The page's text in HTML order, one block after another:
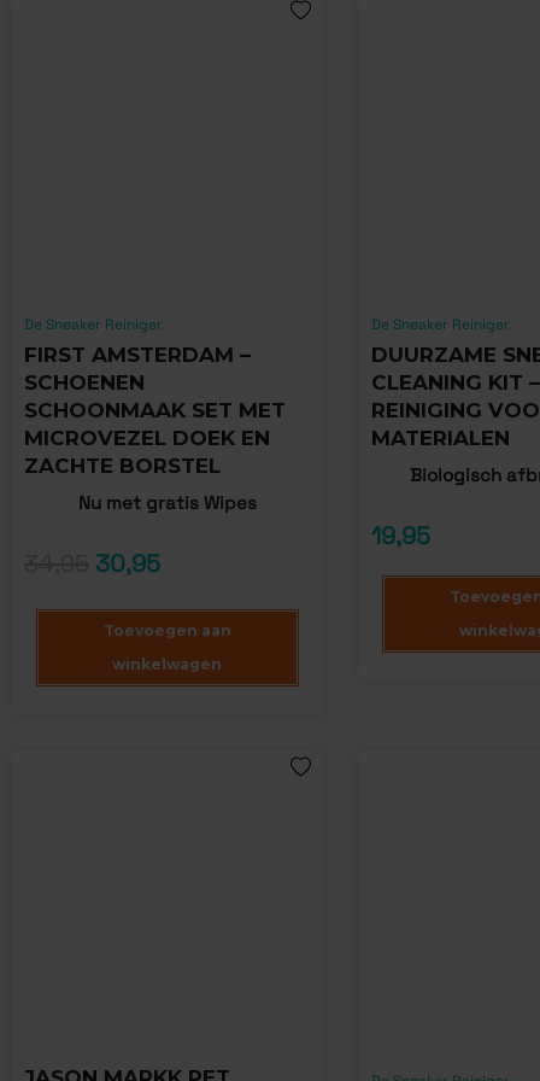
De Sneaker Reiniger
FIRST AMSTERDAM –
SCHOENEN
SCHOONMAAK SET MET
MICROVEZEL DOEK EN
ZACHTE BORSTEL
Nu met gratis Wipes
30,95
Toevoegen aan
winkelwagen
De Sneaker Reiniger
DUURZAME
CLEANING KIT
REINIGING
MATERIALEN
Biologisch
19,95